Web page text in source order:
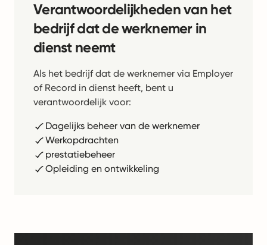
Verantwoordelijkheden van het
bedrijf dat de werknemer in
dienst neemt
Als het bedrijf dat de werknemer via Employer
of Record in dienst heeft, bent u
verantwoordelijk voor:
Dagelijks beheer van de werknemer
Werkopdrachten
prestatiebeheer
Opleiding en ontwikkeling